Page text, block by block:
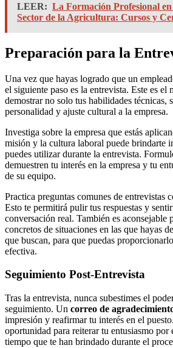
LEER: La Formación Profesional
Sector de la Agricultura: Cursos y
Preparación para la
Una vez que hayas logrado que un
el siguiente paso es la entrevista. Este es el
demostrar no solo tus habilidades técnicas,
personalidad y ajuste cultural a la empresa.
Investiga sobre la empresa que estás
misión y la cultura laboral puede brindarte
puedes utilizar durante la entrevista.
demuestren tu interés en la empresa y tu
de su equipo.
Practica preguntas comunes de entrevistas
Esto te permitirá pulir tus respuestas y
conversación real. También es aconsejable
concretos de situaciones en las que hayas
que buscan, para que puedas
efectiva.
Seguimiento Post-Entrevista
Tras la entrevista, nunca subestimes el
seguimiento. Un correo de
impresión y reafirmar tu interés en el
oportunidad para reiterar tu entusiasmo por
tiempo que te han brindado durante el